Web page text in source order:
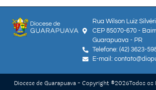
Rua Wilson Luiz
CEP 85070-670 -
Guarapuava - PR
Telefone: (42) 3623-
E-mail:
Diocese de Guarapuava - Copyright ®2026Todos os